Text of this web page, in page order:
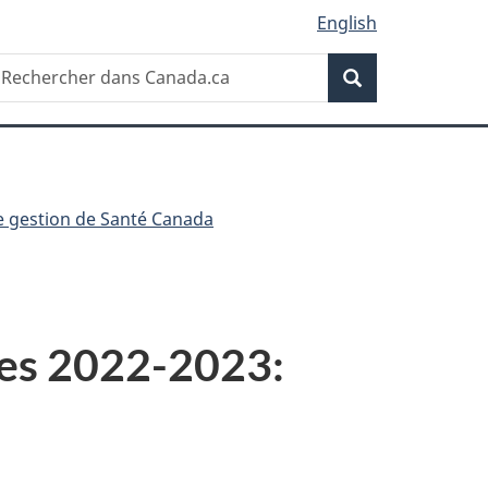
English
Recherche
gestion de Santé Canada
2022-2023: